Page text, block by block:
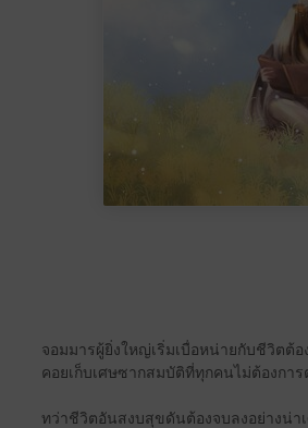
จอมมารผู้ยิ่งใหญ่เริ่มเบื่อหน่ายกับชีวิตต้
คอยเก็บเศษซากสมบัติที่ทุกคนไม่ต้องการ
ทว่าชีวิตอันสงบสุขดันต้องจบลงอย่างน่า